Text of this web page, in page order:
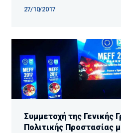
27/10/2017
Συμμετοχή της Γενικής
Πολιτικής Προστασίας